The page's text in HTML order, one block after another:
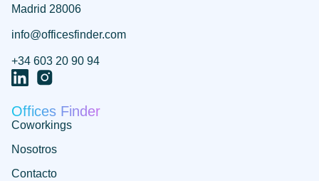
Madrid 28006
info@officesfinder.com
+34 603 20 90 94
Offices Finder
Coworkings
Nosotros
Contacto